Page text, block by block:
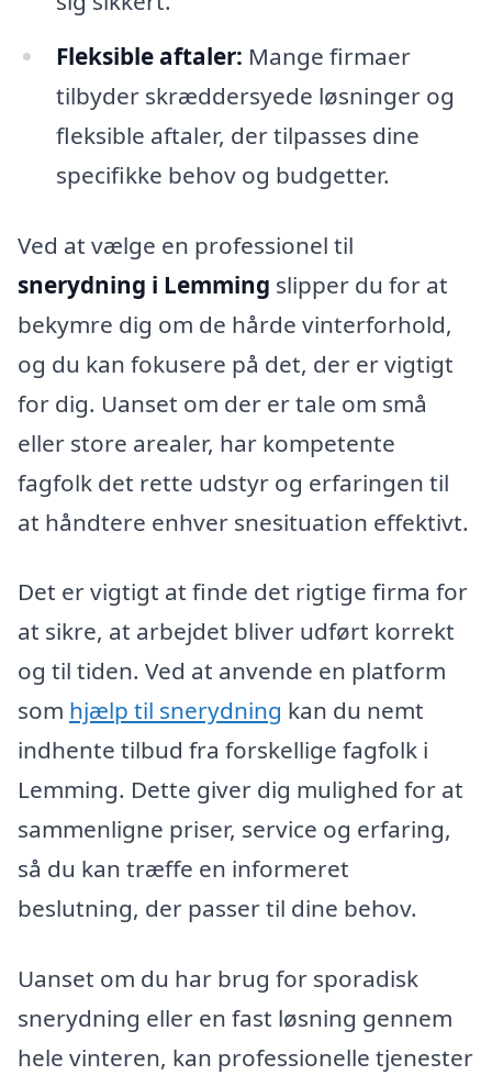
Fleksible aftaler: Mange firmaer
tilbyder skræddersyede løsninger og
fleksible aftaler, der tilpasses dine
specifikke behov og budgetter.
Ved at vælge en professionel til
snerydning i Lemming slipper du for at
bekymre dig om de hårde vinterforhold,
og du kan fokusere på det, der er vigtigt
for dig. Uanset om der er tale om små
eller store arealer, har kompetente
fagfolk det rette udstyr og erfaringen til
at håndtere enhver snesituation effektivt.
Det er vigtigt at finde det rigtige firma for
at sikre, at arbejdet bliver udført korrekt
og til tiden. Ved at anvende en platform
som hjælp til snerydning kan du nemt
indhente tilbud fra forskellige fagfolk i
Lemming. Dette giver dig mulighed for at
sammenligne priser, service og erfaring,
så du kan træffe en informeret
beslutning, der passer til dine behov.
Uanset om du har brug for sporadisk
snerydning eller en fast løsning gennem
hele vinteren, kan professionelle tjenester